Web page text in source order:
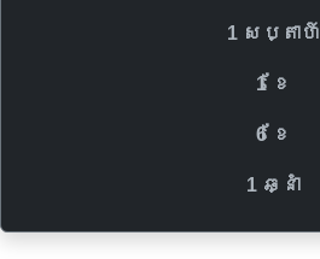
1 សប្តាហ៍
1 ខែ
6 ខែ
1 ឆ្នាំ